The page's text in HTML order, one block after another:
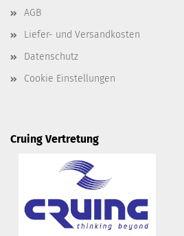
AGB
Liefer- und Versandkosten
Datenschutz
Cookie Einstellungen
Cruing Vertretung